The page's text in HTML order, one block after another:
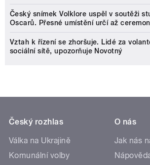
Český snímek Volklore uspěl v soutěži
Oscarů. Přesné umístění určí až
Vztah k řízení se zhoršuje. Lidé za
sociální sítě, upozorňuje Novotný
Český rozhlas
Válka na Ukrajině
Komunální volby
O nás
Jak nás